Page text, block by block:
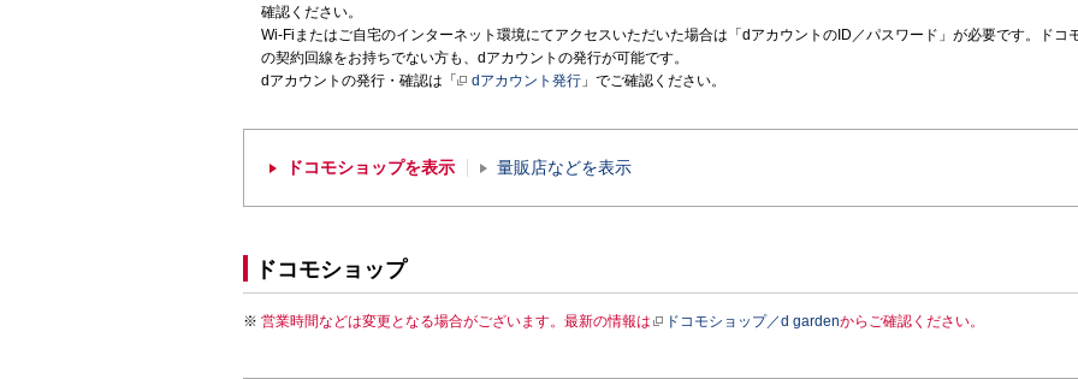
確認ください。
Wi-Fiまたはご自宅のインターネット環境にてアクセスいただいた場合は「dアカウントのID／パスワード」が必要です。ドコ
の契約回線をお持ちでない方も、dアカウントの発行が可能です。
dアカウントの発行・確認は「
dアカウント発行 」でご確認ください。
ドコモショップを表示 量販店などを表示
ドコモショップ
営業時間などは変更となる場合がございます。最新の情報は ドコモショップ／d gardenからご確認ください。